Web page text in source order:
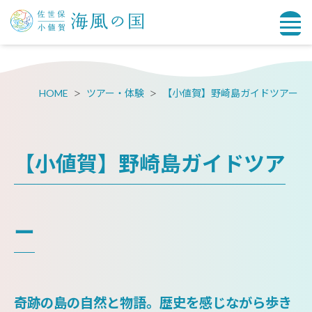
HOME ツアー・体験 【小値賀】野崎島ガイドツアー
【小値賀】野崎島ガイドツア
ー
奇跡の島の自然と物語。歴史を感じながら歩き